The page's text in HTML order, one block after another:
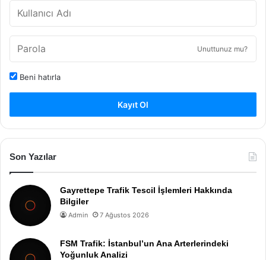
Unuttunuz mu?
Beni hatırla
Kayıt Ol
Son Yazılar
Gayrettepe Trafik Tescil İşlemleri Hakkında
Bilgiler
Admin 7 Ağustos 2026
FSM Trafik: İstanbul’un Ana Arterlerindeki
Yoğunluk Analizi